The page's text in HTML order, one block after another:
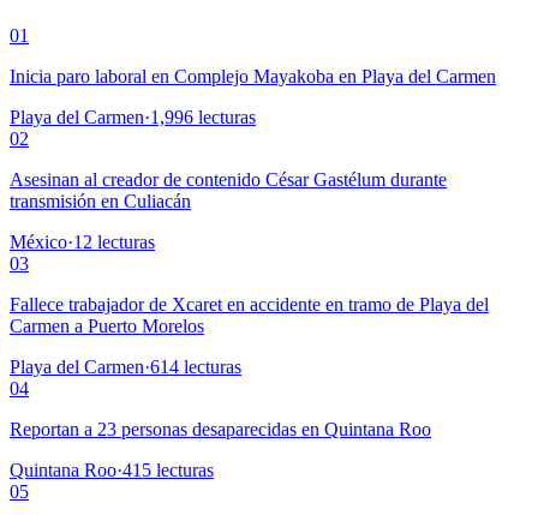
01
Inicia paro laboral en Complejo Mayakoba en Playa del Carmen
Playa del Carmen·1,996 lecturas
02
Asesinan al creador de contenido César Gastélum durante
transmisión en Culiacán
México·12 lecturas
03
Fallece trabajador de Xcaret en accidente en tramo de Playa del
Carmen a Puerto Morelos
Playa del Carmen·614 lecturas
04
Reportan a 23 personas desaparecidas en Quintana Roo
Quintana Roo·415 lecturas
05